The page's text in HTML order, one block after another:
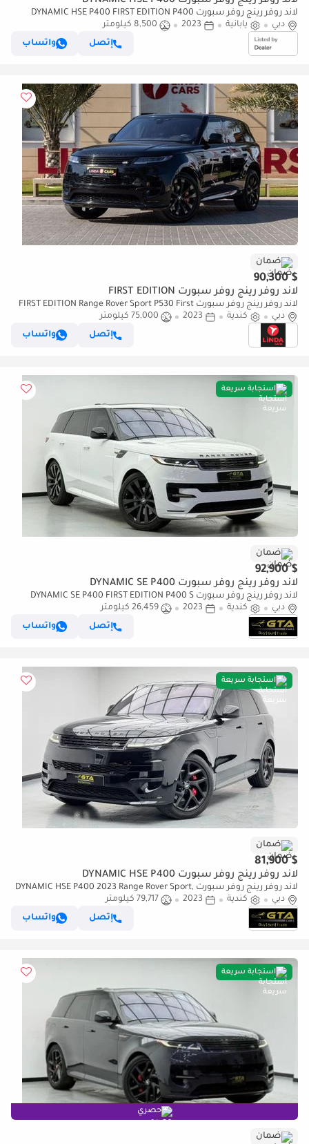
لاند روفر رينج روفر سبورت DYNAMIC HSE P400 FIRST EDITION P400
(للتصدير فقط)
دبي يابانية 2023
8,500 كيلومتر
إتصل
واتساب
ضمان
$ 90,300
لاند روفر رينج روفر سبورت FIRST EDITION
لاند روفر رينج روفر سبورت FIRST EDITION Range Rover Sport P530 First
Edition 2023 Canadian specs | Warranty
دبي كندية 2023
75,000 كيلومتر
إتصل
واتساب
استجابة سريعة
ضمان
$ 92,900
لاند روفر رينج روفر سبورت DYNAMIC SE P400
لاند روفر رينج روفر سبورت DYNAMIC SE P400 FIRST EDITION P400 S
P400 3.0L 2023 RANGE ROVER SPORT P400 DYNAMIC S, Warranty, Serv
دبي كندية 2023
26,459 كيلومتر
إتصل
واتساب
استجابة سريعة
ضمان
$ 81,900
لاند روفر رينج روفر سبورت DYNAMIC HSE P400
لاند روفر رينج روفر سبورت DYNAMIC HSE P400 2023 Range Rover Sport,
Service History, 1 Year Warranty, Clean Tit
دبي كندية 2023
79,717 كيلومتر
إتصل
واتساب
استجابة سريعة
حصري
ضمان